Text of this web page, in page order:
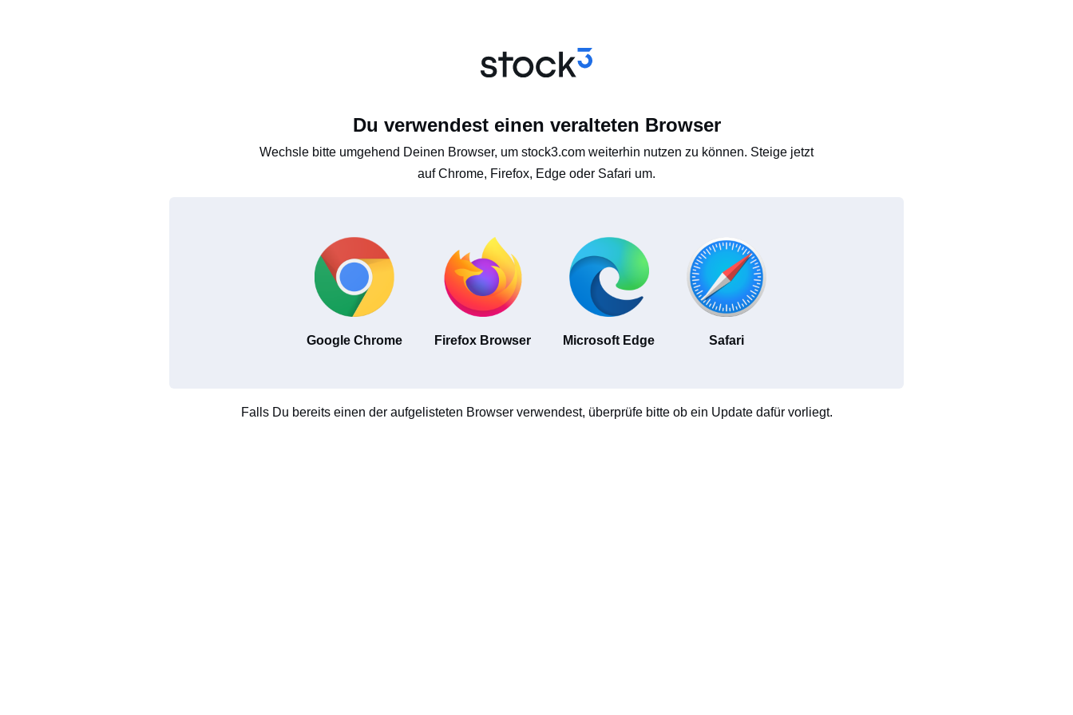
Du verwendest einen veralteten Browser
Wechsle bitte umgehend Deinen Browser, um stock3.com weiterhin nutzen zu können. Steige jetzt
auf Chrome, Firefox, Edge oder Safari um.
Google Chrome Firefox Browser Microsoft Edge Safari
Falls Du bereits einen der aufgelisteten Browser verwendest, überprüfe bitte ob ein Update dafür vorliegt.